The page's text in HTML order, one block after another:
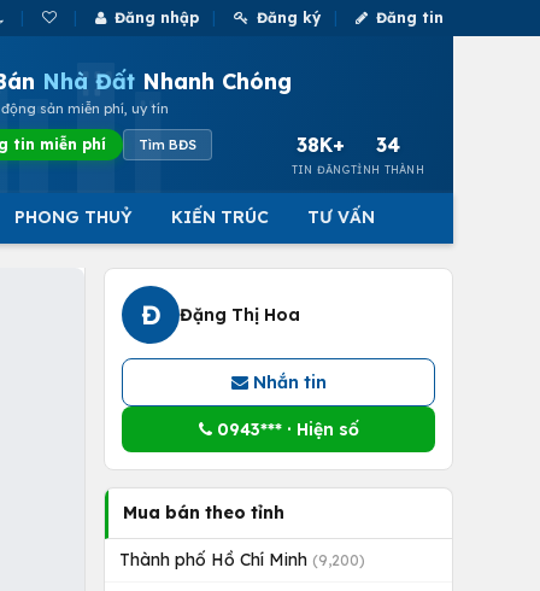
Đăng nhập Đăng ký Đăng tin
Nhà Đất Nhanh Chóng
sản miễn phí, uy tín
tin miễn phí Tìm BĐS 38K+
TIN ĐĂNG
34
TỈNH THÀNH
PHONG THUỶ KIẾN TRÚC TƯ VẤN
Đ Đặng Thị Hoa
Nhắn tin
0943*** · Hiện số
Mua bán theo tỉnh
Thành phố Hồ Chí Minh (9,200)